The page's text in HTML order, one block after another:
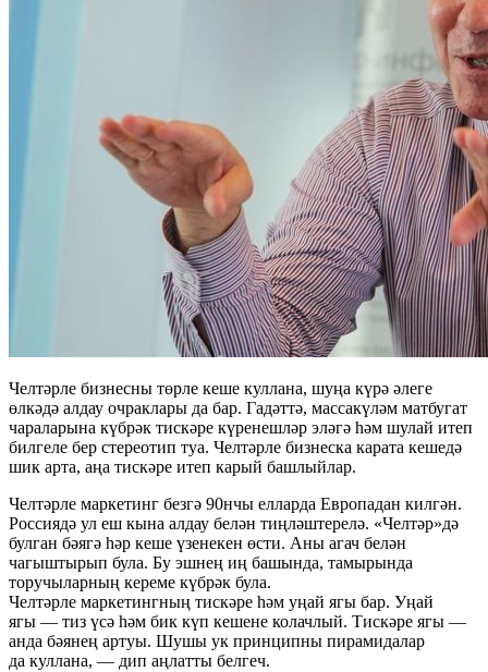
Челтәрле бизнесны төрле кеше куллана, шуңа күрә әлеге
өлкәдә алдау очраклары да бар. Гадәттә, массакүләм матбугат
чараларына күбрәк тискәре күренешләр эләгә һәм шулай итеп
билгеле бер стереотип туа. Челтәрле бизнеска карата кешедә
шик арта, аңа тискәре итеп карый башлыйлар.
Челтәрле маркетинг безгә 90нчы елларда Европадан килгән.
Россиядә ул еш кына алдау белән тиңләштерелә. «Челтәр»дә
булган бәягә һәр кеше үзенекен өсти. Аны агач белән
чагыштырып була. Бу эшнең иң башында, тамырында
торучыларның кереме күбрәк була.
Челтәрле маркетингның тискәре һәм уңай ягы бар. Уңай
ягы — тиз үсә һәм бик күп кешене колачлый. Тискәре ягы —
анда бәянең артуы. Шушы ук принципны пирамидалар
да куллана, — дип аңлатты белгеч.